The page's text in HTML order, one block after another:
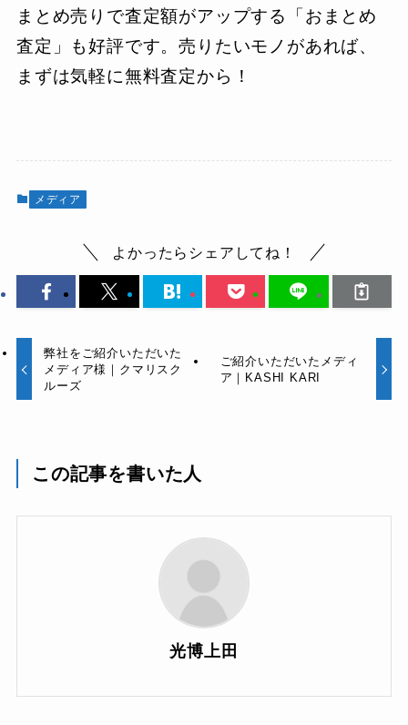
まとめ売りで査定額がアップする「おまとめ
査定」も好評です。売りたいモノがあれば、
まずは気軽に無料査定から！
メディア
よかったらシェアしてね！
弊社をご紹介いただいた
メディア様｜クマリスク
ルーズ
ご紹介いただいたメディ
ア｜KASHI KARI
この記事を書いた人
光博上田